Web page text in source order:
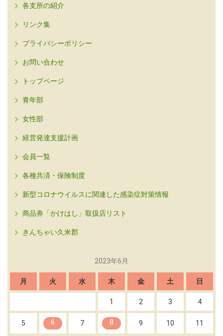
各支所の紹介
リンク集
プライバシーポリシー
お問い合わせ
トップページ
青年部
女性部
経営発達支援計画
会員一覧
各種共済・保険制度
新型コロナウイルスに関連した感染症対策情報
商品券「かけはし」取扱店リスト
きんちゃい久米郡
2023年6月
月 火 水 木 金 土 日
1 2 3 4
5 6 7 8 9 10 11